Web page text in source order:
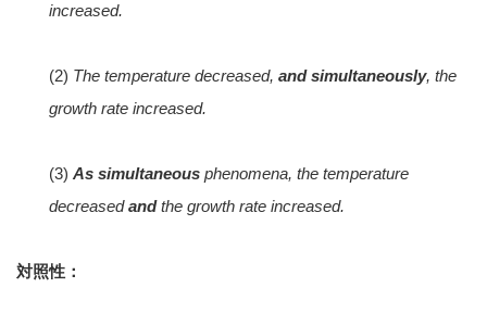
increased.
(2) The temperature decreased, and simultaneously, the
growth rate increased.
(3) As simultaneous phenomena, the temperature
decreasedandthe growth rate increased.
対照性：